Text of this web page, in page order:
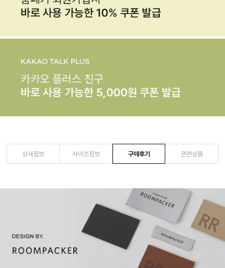
상세정보 사이즈정보 구매후기 관련상품